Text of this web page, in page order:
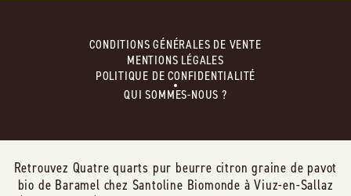
CONDITIONS GÉNÉRALES DE VENTE
MENTIONS LÉGALES
POLITIQUE DE CONFIDENTIALITÉ
QUI SOMMES-NOUS ?
Retrouvez Quatre quarts pur beurre citron graine de pavot
bio de Baramel chez Santoline Biomonde à Viuz-en-Sallaz